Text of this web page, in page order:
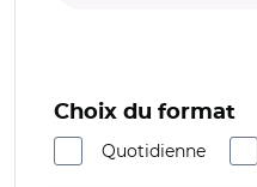
Choix du format
Quotidienne